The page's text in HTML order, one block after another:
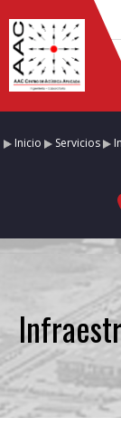
Inicio Servicios